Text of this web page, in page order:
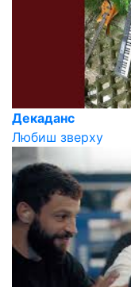
Декаданс
Любиш зверху